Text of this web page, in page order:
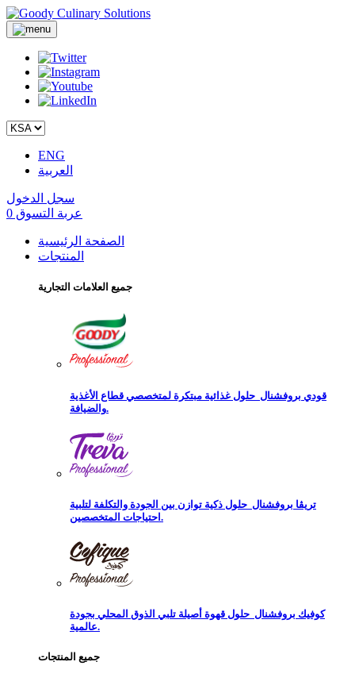
ENG
العربية
سجل الدخول
عربة التسوق 0
الصفحة الرئيسية
المنتجات
جميع العلامات التجارية
قودي بروفشنال حلول غذائية مبتكرة لمتخصصي قطاع الأغذية
والضيافة.
تريڨا بروفشنال حلول ذكية توازن بين الجودة والتكلفة لتلبية
احتياجات المتخصصين.
كوفيك بروفشنال حلول قهوة أصيلة تلبي الذوق المحلي بجودة
عالمية.
جميع المنتجات